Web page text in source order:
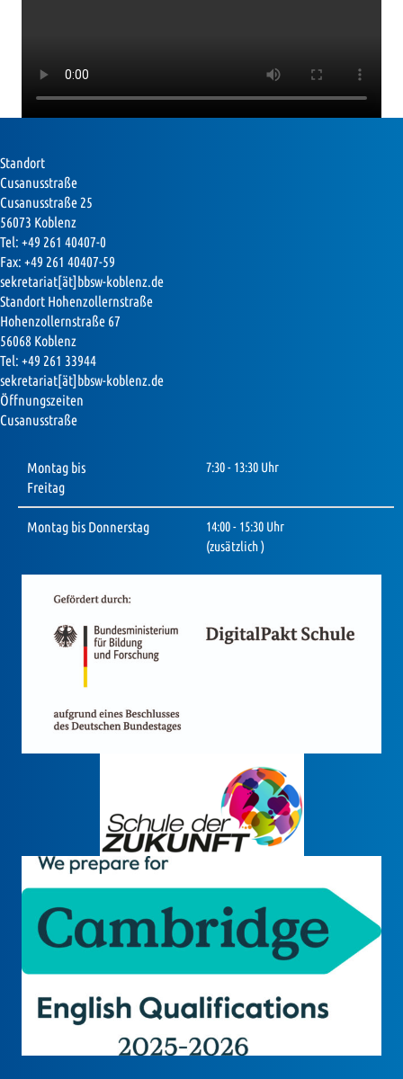
Standort
Cusanusstraße
Cusanusstraße 25
56073 Koblenz
Tel: +49 261 40407-0
Fax: +49 261 40407-59
sekretariat[ät]bbsw-koblenz.de
Standort Hohenzollernstraße
Hohenzollernstraße 67
56068 Koblenz
Tel: +49 261 33944
sekretariat[ät]bbsw-koblenz.de
Öffnungszeiten
Cusanusstraße
Montag bis
Freitag
7:30 - 13:30 Uhr
Montag bis Donnerstag
14:00 - 15:30 Uhr
(zusätzlich )